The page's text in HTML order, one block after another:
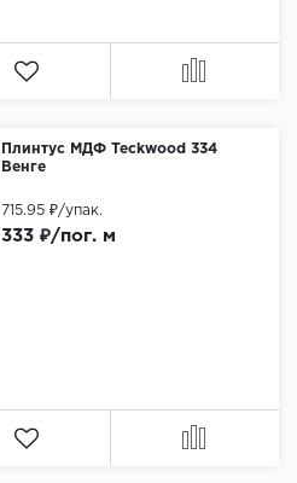
Плинтус МДФ Teckwood 334
Венге
333 ₽/пог. м
715.95 ₽/упак.